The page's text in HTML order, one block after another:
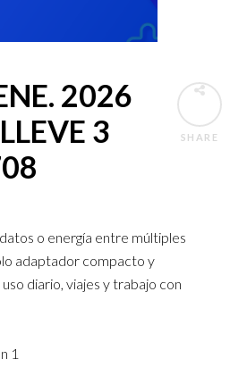
SHARE
2026
3
o energía entre múltiples
adaptador compacto y
diario, viajes y trabajo con
1